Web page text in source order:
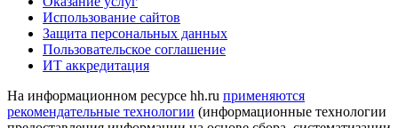
Использование сайтов
Защита персональных данных
Пользовательское соглашение
ИТ аккредитация
На информационном ресурсе hh.ru применяются
рекомендательные технологии (информационные технологии